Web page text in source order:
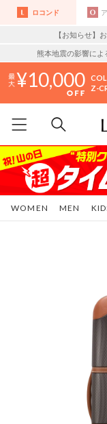
ロコンド
【お知らせ】
熊本地震の影響によ
10,000
Z-
WOMEN MEN